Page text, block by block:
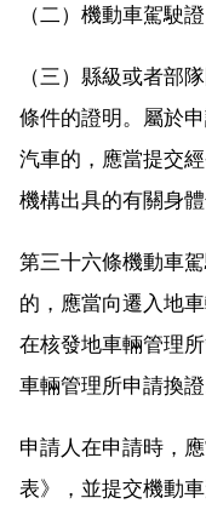
（二）機動車駕駛證
（三）縣級或者部
條件的證明。屬於
汽車的，應當提交
機構出具的有關身體
第三十六條機動車
的，應當向遷入地
在核發地車輛管理
車輛管理所申請換證
申請人在申請時，
表》，並提交機動